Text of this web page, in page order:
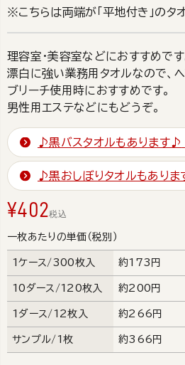
※こちらは両端が「平地付き」のタ
理容室・美容室などにおすすめです
漂白に強い業務用タオルなので、ヘ
ブリーチ使用時におすすめです。
男性用エステなどにもどうぞ。
♪黒バスタオルもあります♪
♪黒おしぼりタオルもありま
¥402税込
一枚あたりの単価（税別）
1ケース/300枚入 約173円
10ダース/120枚入 約200円
1ダース/12枚入 約266円
サンプル/1枚 約366円